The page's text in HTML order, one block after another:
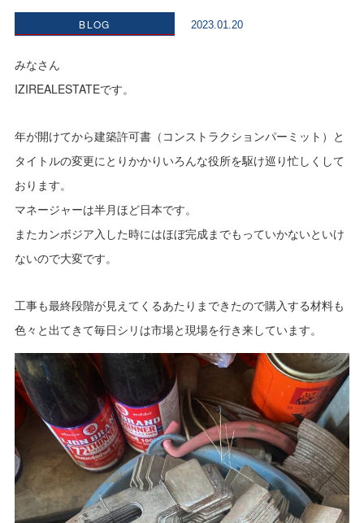
BLOG 2023.01.20
みなさん
IZIREALESTATEです。
年が開けてから建築許可書（コンストラクションパーミット）と
タイトルの変更にとりかかりいろんな役所を駆け巡り忙しくして
おります。
マネージャーは半月ほど日本です。
またカンボジア入した時にはほぼ完成までもっていかないといけ
ないので大変です。
工事も最終段階が見えてくるあたりまできたので購入する材料も
色々と出てきて毎日シリは市場と現場を行き来しています。